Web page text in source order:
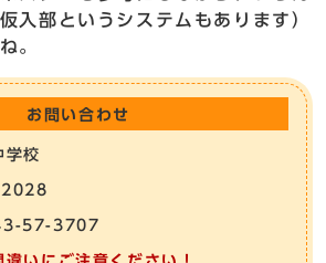
入部というシステムもあります）
。
お問い合わせ
学校
57-3707